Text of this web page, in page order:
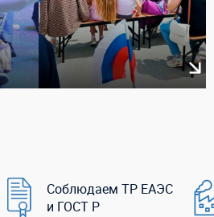
Соблюдаем ТР ЕАЭС
и ГОСТ Р